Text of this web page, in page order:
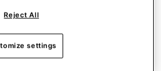
Reject All
settings